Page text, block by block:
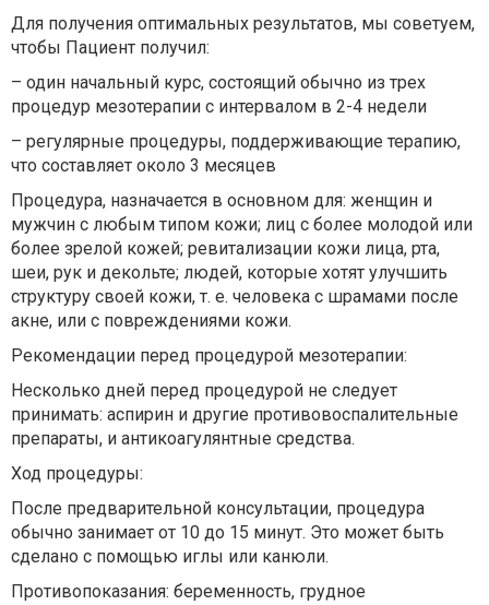
Для получения оптимальных результатов, мы советуем,
чтобы Пациент получил:
– один начальный курс, состоящий обычно из трех
процедур мезотерапии с интервалом в 2-4 недели
– регулярные процедуры, поддерживающие терапию,
что составляет около 3 месяцев
Процедура, назначается в основном для: женщин и
мужчин с любым типом кожи; лиц с более молодой или
более зрелой кожей; ревитализации кожи лица, рта,
шеи, рук и декольте; людей, которые хотят улучшить
структуру своей кожи, т. е. человека с шрамами после
акне, или с повреждениями кожи.
Рекомендации перед процедурой мезотерапии:
Несколько дней перед процедурой не следует
принимать: аспирин и другие противовоспалительные
препараты, и антикоагулянтные средства.
Ход процедуры:
После предварительной консультации, процедура
обычно занимает от 10 до 15 минут. Это может быть
сделано с помощью иглы или канюли.
Противопоказания: беременность, грудное